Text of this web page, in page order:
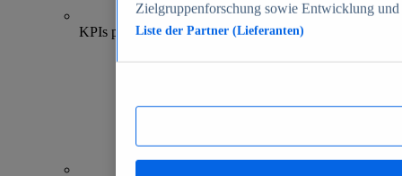
70+
KPIs pro Shop
Zielgruppenforschung sowie Entwicklung
Liste der Partner (Lieferanten)